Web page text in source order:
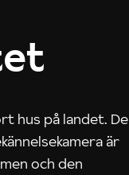
hus på landet. De
är
och den